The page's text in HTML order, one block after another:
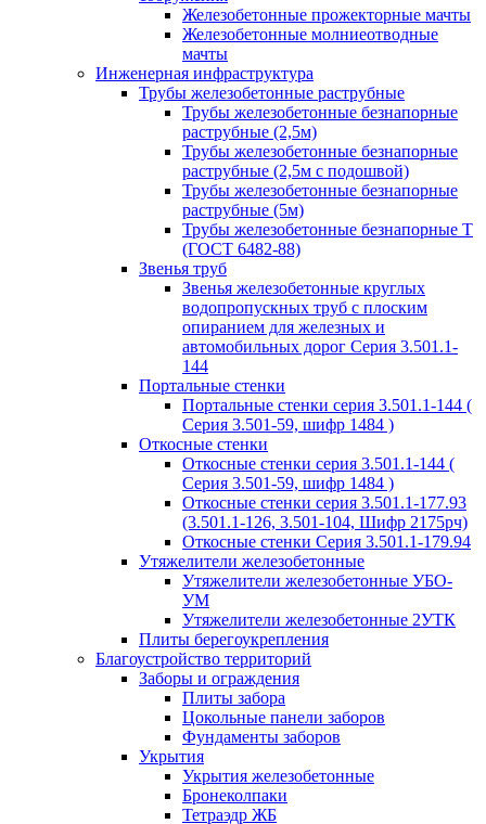
Железобетонные прожекторные мачты
Железобетонные молниеотводные
мачты
Инженерная инфраструктура
Трубы железобетонные раструбные
Трубы железобетонные безнапорные
раструбные (2,5м)
Трубы железобетонные безнапорные
раструбные (2,5м с подошвой)
Трубы железобетонные безнапорные
раструбные (5м)
Трубы железобетонные безнапорные Т
(ГОСТ 6482-88)
Звенья труб
Звенья железобетонные круглых
водопропускных труб с плоским
опиранием для железных и
автомобильных дорог Серия 3.501.1-
144
Портальные стенки
Портальные стенки серия 3.501.1-144 (
Серия 3.501-59, шифр 1484 )
Откосные стенки
Откосные стенки серия 3.501.1-144 (
Серия 3.501-59, шифр 1484 )
Откосные стенки серия 3.501.1-177.93
(3.501.1-126, 3.501-104, Шифр 2175рч)
Откосные стенки Серия 3.501.1-179.94
Утяжелители железобетонные
Утяжелители железобетонные УБО-
УМ
Утяжелители железобетонные 2УТК
Плиты берегоукрепления
Благоустройство территорий
Заборы и ограждения
Плиты забора
Цокольные панели заборов
Фундаменты заборов
Укрытия
Укрытия железобетонные
Бронеколпаки
Тетраэдр ЖБ